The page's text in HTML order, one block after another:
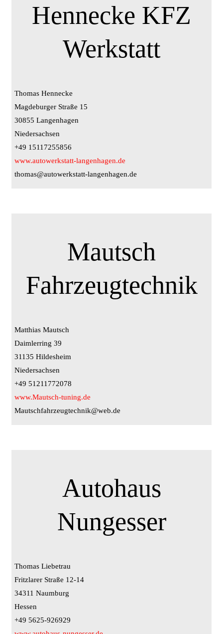
Hennecke KFZ
Werkstatt
Thomas Hennecke
Magdeburger Straße 15
30855 Langenhagen
Niedersachsen
+49 15117255856
www.autowerkstatt-langenhagen.de
thomas@autowerkstatt-langenhagen.de
Mautsch
Fahrzeugtechnik
Matthias Mautsch
Daimlerring 39
31135 Hildesheim
Niedersachsen
+49 51211772078
www.Mautsch-tuning.de
Mautschfahrzeugtechnik@web.de
Autohaus
Nungesser
Thomas Liebetrau
Fritzlarer Straße 12-14
34311 Naumburg
Hessen
+49 5625-926929